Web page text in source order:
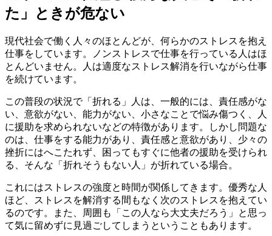
た」ときが危ない
現代社会で働く人々のほとんどが、何らかのストレスを抱え
仕事をしています。ノンストレスで仕事を行っている人はほ
とんどいません。人は適度なストレス解消を行いながら仕事
を続けています。
この普段の状況で「折れる」人は、一般的には、責任感がな
い、意欲がない、能力がない、小さなことで悩み傷つく、人
に援助を求められないなどの特徴があります。しかし問題な
のは、仕事をする能力があり、責任感と意欲があり、少々の
挫折にはへこたれず、困ってもすぐに他者の援助を受けられ
る、そんな「折れそうもない人」が折れている場合。
これにはストレスの強度と時間が関係してきます。優秀な人
ほど、ストレスを解消する間もなく次のストレスを抱えてい
るのです。また、周囲も「この人なら大丈夫だろう」と思っ
て気に留めずに見過ごしてしまうということもあります。